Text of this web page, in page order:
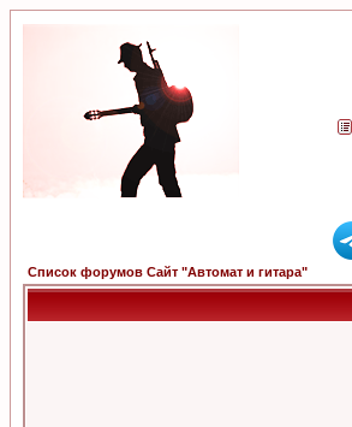
Список форумов Сайт "Автомат и гитара"